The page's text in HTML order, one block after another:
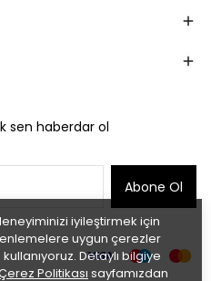
iyileştirmek için
uygun çerezler
Detaylı bilgiye
Politikası sayfamızdan
sen haberdar ol
Abone Ol